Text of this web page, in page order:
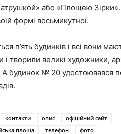
або «Площею
формі восьмикутної.
п’ять будинків і всі вони
і творили великі художники,
А будинок № 20 удостоювався
контакти опис
офіційний сайт
площа телефон фото